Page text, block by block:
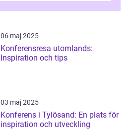
06 maj 2025
Konferensresa utomlands:
Inspiration och tips
03 maj 2025
Konferens i Tylösand: En plats för
inspiration och utveckling